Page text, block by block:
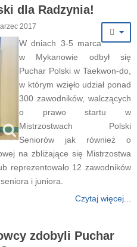
dla Radzynia!
2017
W dniach 3-5 marca
w Mykanowie odbył się
Puchar Polski w Taekwon-do,
w którym wzięło udział ponad
300 zawodników, walczących
o prawo startu w
Mistrzostwach Polski
Seniorów jak również o
na zbliżające się Mistrzostwa
reprezentowało 12 zawodników
i juniora.
Czytaj więcej...
zdobyli Puchar